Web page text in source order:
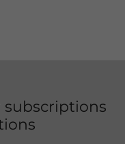
subscriptions